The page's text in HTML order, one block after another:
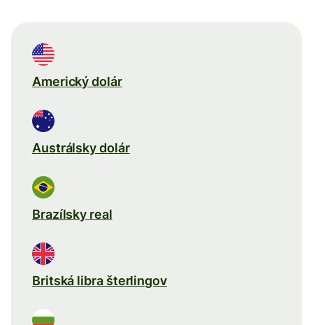
Americký dolár
Austrálsky dolár
Brazílsky real
Britská libra šterlingov